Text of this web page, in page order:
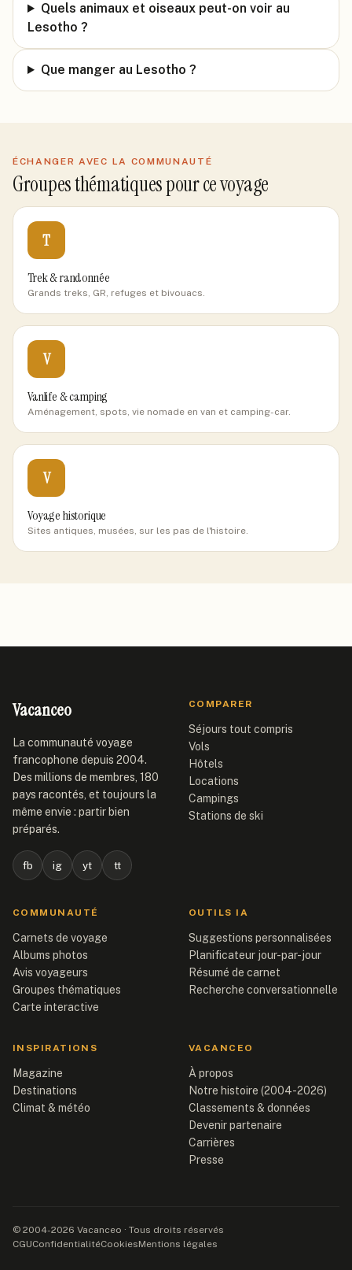
Quels animaux et oiseaux peut-on voir au
Lesotho ?
Que manger au Lesotho ?
ÉCHANGER AVEC LA COMMUNAUTÉ
Groupes thématiques pour ce voyage
T
Trek & randonnée
Grands treks, GR, refuges et bivouacs.
V
Vanlife & camping
Aménagement, spots, vie nomade en van et camping-car.
V
Voyage historique
Sites antiques, musées, sur les pas de l'histoire.
Vacanceo
La communauté voyage
francophone depuis 2004.
Des millions de membres, 180
pays racontés, et toujours la
même envie : partir bien
préparés.
fb ig yt tt
COMPARER
Séjours tout compris
Vols
Hôtels
Locations
Campings
Stations de ski
COMMUNAUTÉ
Carnets de voyage
Albums photos
Avis voyageurs
Groupes thématiques
Carte interactive
OUTILS IA
Suggestions personnalisées
Planificateur jour-par-jour
Résumé de carnet
Recherche conversationnelle
INSPIRATIONS
Magazine
Destinations
Climat & météo
VACANCEO
À propos
Notre histoire (2004-2026)
Classements & données
Devenir partenaire
Carrières
Presse
© 2004-2026 Vacanceo · Tous droits réservés
CGUConfidentialitéCookiesMentions légales